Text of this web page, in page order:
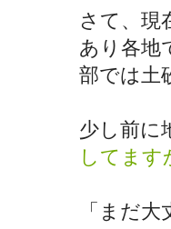
さて、現
あり各地
部では土
少し前に
してま
「まだ